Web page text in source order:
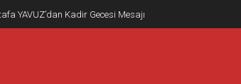
“50 Yıllık Dostu” İlber Ortaylı’ya Duygusal Bir Yazıyla Veda